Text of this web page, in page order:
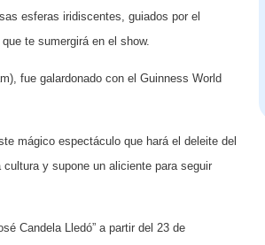
esferas iridiscentes, guiados por el
te sumergirá en el show.
fue galardonado con el Guinness World
mágico espectáculo que hará el deleite del
y supone un aliciente para seguir
Candela Lledó” a partir del 23 de